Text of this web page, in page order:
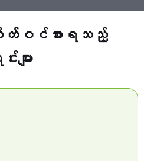
တ်ဝင်စားရသည့်
များ